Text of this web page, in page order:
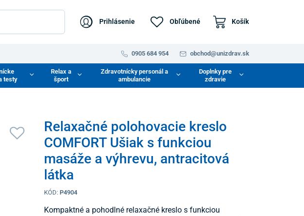
Prihlásenie Obľúbené Košík
0905 684 954 obchod@unizdrav.sk
testy
Relax a
šport
Zdravotnícky personál a
ambulancie
Doplnky pre
zdravie
Relaxačné polohovacie kreslo
COMFORT Ušiak s funkciou
masáže a výhrevu, antracitová
látka
KÓD: P4904
Kompaktné a pohodlné relaxačné kreslo s funkciou